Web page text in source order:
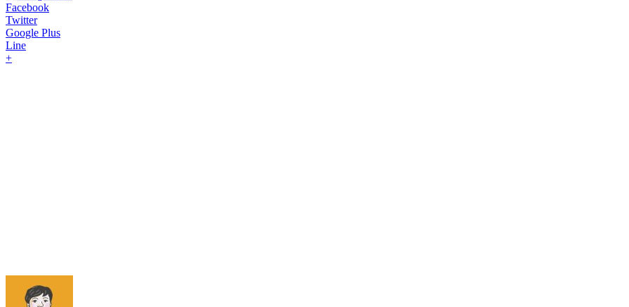
Facebook
Twitter
Google Plus
Line
+